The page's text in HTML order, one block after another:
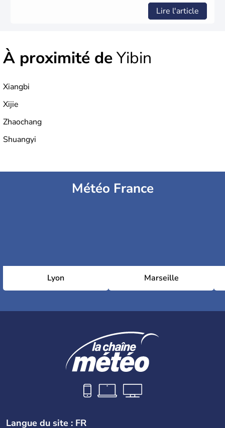
Lire l'article
À proximité deYibin
Xiangbi
Xijie
Zhaochang
Shuangyi
Météo France
Lyon Marseille
Langue du site : FR